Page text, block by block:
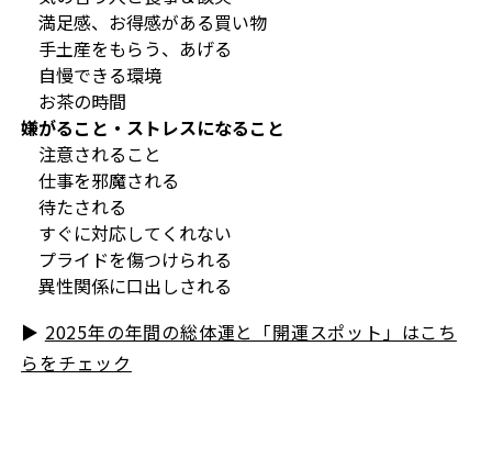
満足感、お得感がある買い物
手土産をもらう、あげる
自慢できる環境
お茶の時間
嫌がること・ストレスになること
注意されること
仕事を邪魔される
待たされる
すぐに対応してくれない
プライドを傷つけられる
異性関係に口出しされる
▶︎ 2025年の年間の総体運と「開運スポット」はこち
らをチェック